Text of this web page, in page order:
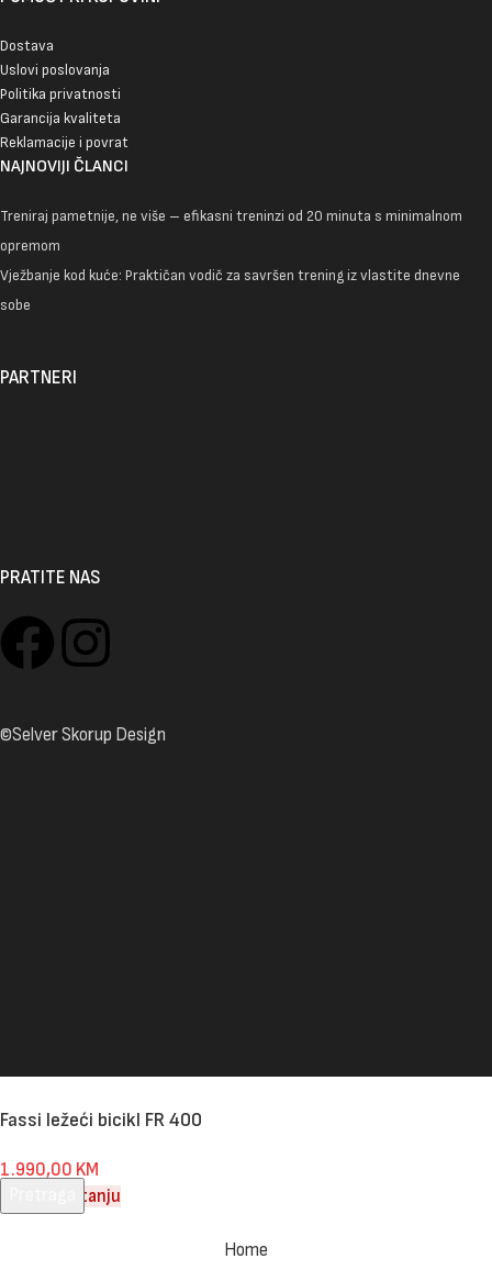
Dostava
Uslovi poslovanja
Politika privatnosti
Garancija kvaliteta
Reklamacije i povrat
NAJNOVIJI ČLANCI
Treniraj pametnije, ne više – efikasni treninzi od 20 minuta s minimalnom
opremom
Vježbanje kod kuće: Praktičan vodič za savršen trening iz vlastite dnevne
sobe
PARTNERI
PRATITE NAS
©Selver Skorup Design
Fassi ležeći bicikl FR 400
1.990,00 KM
Nema na stanju
Home